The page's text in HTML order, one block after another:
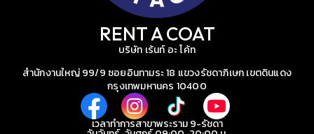
RENT A COAT
บริษัท เร้นท์ อะ โค้ท
สำนักงานใหญ่ 99/9 ซอยอินทามระ 18 แขวงรัชดาภิเษก เขตดินแดง
กรุงเทพมหานคร 10400
เวลาทำการสาขาพระราม 9-รัชดา